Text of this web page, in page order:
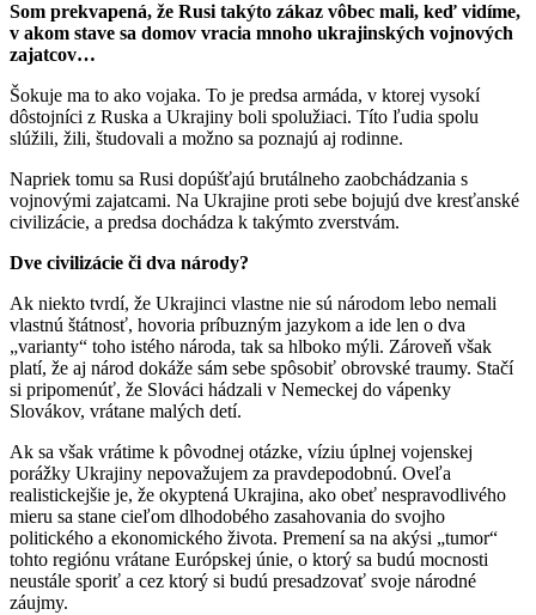
Som prekvapená, že Rusi takýto zákaz vôbec mali, keď vidíme,
v akom stave sa domov vracia mnoho ukrajinských vojnových
zajatcov…
Šokuje ma to ako vojaka. To je predsa armáda, v ktorej vysokí
dôstojníci z Ruska a Ukrajiny boli spolužiaci. Títo ľudia spolu
slúžili, žili, študovali a možno sa poznajú aj rodinne.
Napriek tomu sa Rusi dopúšťajú brutálneho zaobchádzania s
vojnovými zajatcami. Na Ukrajine proti sebe bojujú dve kresťanské
civilizácie, a predsa dochádza k takýmto zverstvám.
Dve civilizácie či dva národy?
Ak niekto tvrdí, že Ukrajinci vlastne nie sú národom lebo nemali
vlastnú štátnosť, hovoria príbuzným jazykom a ide len o dva
„varianty“ toho istého národa, tak sa hlboko mýli. Zároveň však
platí, že aj národ dokáže sám sebe spôsobiť obrovské traumy. Stačí
si pripomenúť, že Slováci hádzali v Nemeckej do vápenky
Slovákov, vrátane malých detí.
Ak sa však vrátime k pôvodnej otázke, víziu úplnej vojenskej
porážky Ukrajiny nepovažujem za pravdepodobnú. Oveľa
realistickejšie je, že okyptená Ukrajina, ako obeť nespravodlivého
mieru sa stane cieľom dlhodobého zasahovania do svojho
politického a ekonomického života. Premení sa na akýsi „tumor“
tohto regiónu vrátane Európskej únie, o ktorý sa budú mocnosti
neustále sporiť a cez ktorý si budú presadzovať svoje národné
záujmy.